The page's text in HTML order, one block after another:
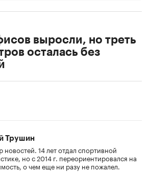
выросли, но треть
осталась без
Трушин
новостей. 14 лет отдал спортивной
но с 2014 г. переориентировался на
о чем еще ни разу не пожалел.